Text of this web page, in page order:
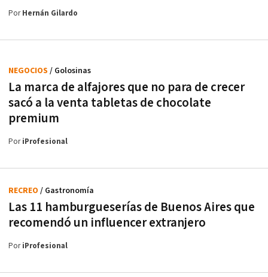
PorHernán Gilardo
La marca de alfajores que no para de crecer
sacó a la venta tabletas de chocolate
premium
NEGOCIOS / Golosinas
PoriProfesional
Las 11 hamburgueserías de Buenos Aires que
recomendó un influencer extranjero
RECREO / Gastronomía
PoriProfesional